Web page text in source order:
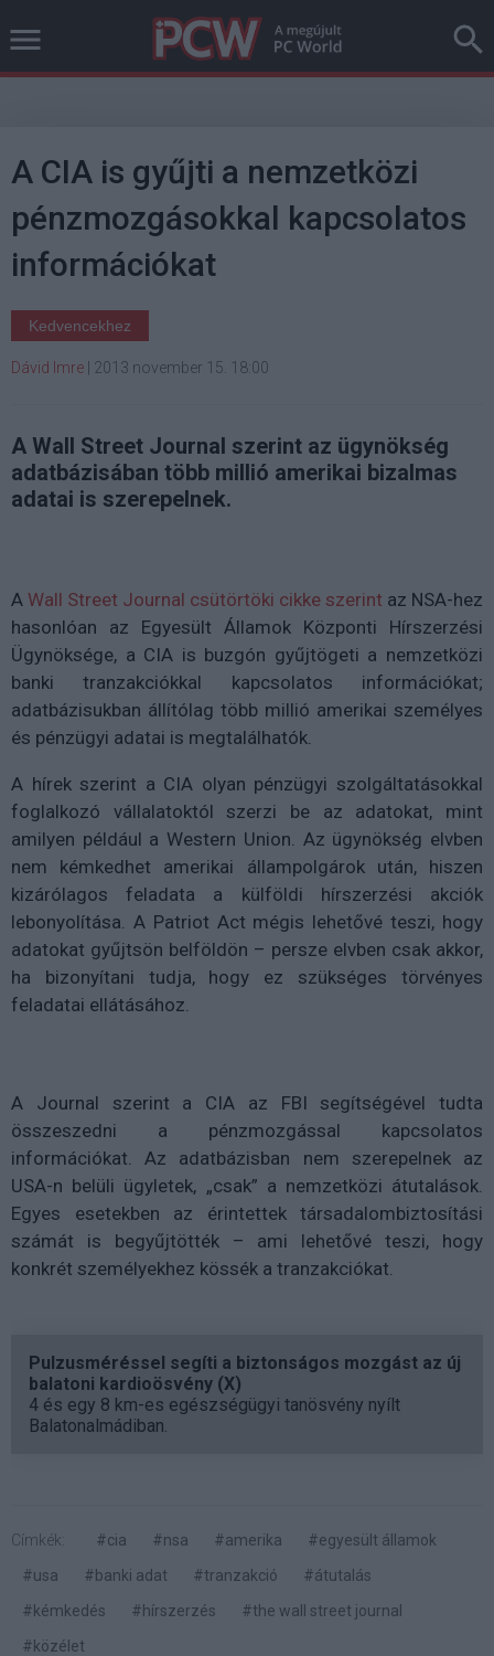
A CIA is gyűjti a nemzetközi
pénzmozgásokkal kapcsolatos
információkat
Kedvencekhez
Dávid Imre 2013 november 15. 18:00
A Wall Street Journal szerint az ügynökség
adatbázisában több millió amerikai bizalmas
adatai is szerepelnek.
A Wall Street Journal csütörtöki cikke szerint az NSA-hez
hasonlóan az Egyesült Államok Központi Hírszerzési
Ügynöksége, a CIA is buzgón gyűjtögeti a nemzetközi
banki tranzakciókkal kapcsolatos információkat;
adatbázisukban állítólag több millió amerikai személyes
és pénzügyi adatai is megtalálhatók.
A hírek szerint a CIA olyan pénzügyi szolgáltatásokkal
foglalkozó vállalatoktól szerzi be az adatokat, mint
amilyen például a Western Union. Az ügynökség elvben
nem kémkedhet amerikai állampolgárok után, hiszen
kizárólagos feladata a külföldi hírszerzési akciók
lebonyolítása. A Patriot Act mégis lehetővé teszi, hogy
adatokat gyűjtsön belföldön – persze elvben csak akkor,
ha bizonyítani tudja, hogy ez szükséges törvényes
feladatai ellátásához.
A Journal szerint a CIA az FBI segítségével tudta
összeszedni a pénzmozgással kapcsolatos
információkat. Az adatbázisban nem szerepelnek az
USA-n belüli ügyletek, „csak” a nemzetközi átutalások.
Egyes esetekben az érintettek társadalombiztosítási
számát is begyűjtötték – ami lehetővé teszi, hogy
konkrét személyekhez kössék a tranzakciókat.
Pulzusméréssel segíti a biztonságos mozgást az új
balatoni kardioösvény (X)
4 és egy 8 km-es egészségügyi tanösvény nyílt
Balatonalmádiban.
Címkék: #cia #nsa #amerika
#egyesült államok
#usa
#banki adat #tranzakció
#átutalás
#kémkedés
#hírszerzés
#the wall street journal
#közélet